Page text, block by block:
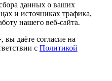
данных о ваших
и источниках трафика,
нашего веб-сайта.
даёте согласие на
с Политикой